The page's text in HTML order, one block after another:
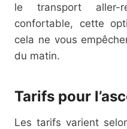
le transport aller-
confortable, cette
cela ne vous
du matin.
Tarifs pour
Les tarifs varient